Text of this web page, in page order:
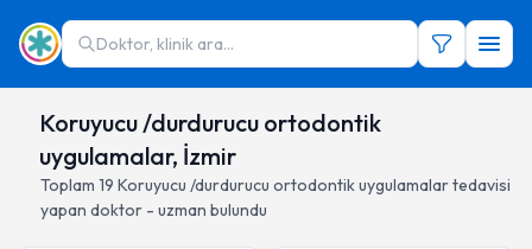
Doktor, klinik ara...
Koruyucu /durdurucu ortodontik
uygulamalar, İzmir
Toplam 19 Koruyucu /durdurucu ortodontik uygulamalartedavisi
yapan doktor - uzman bulundu